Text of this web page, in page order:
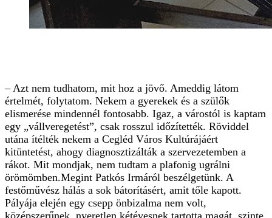
– Azt nem tudhatom, mit hoz a jövő. Ameddig látom
értelmét, folytatom. Nekem a gyerekek és a szülők
elismerése mindennél fontosabb. Igaz, a várostól is kaptam
egy „vállveregetést”, csak rosszul időzítették. Röviddel
utána ítélték nekem a Cegléd Város Kultúrájáért
kitüntetést, ahogy diagnosztizálták a szervezetemben a
rákot. Mit mondjak, nem tudtam a plafonig ugrálni
örömömben.Megint Patkós Irmáról beszélgetünk. A
festőművész hálás a sok bátorításért, amit tőle kapott.
Pályája elején egy csepp önbizalma nem volt,